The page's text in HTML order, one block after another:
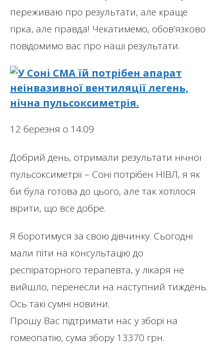
переживаю про результати, але краще
гірка, але правда! Чекатимемо, обов’язково
повідомимо вас про наші результати.
12 березня о 14:09
Добрий день, отримали результати нічної
пульсоксиметрії – Соні потрібен НІВЛ, я як
би була готова до цього, але так хотілося
вірити, що все добре.
Я боротимуся за свою дівчинку. Сьогодні
мали піти на консультацію до
респіраторного терапевта, у лікаря не
вийшло, перенесли на наступний тиждень.
Ось такі сумні новини.
Прошу Вас підтримати нас у зборі на
гомеопатію, сума збору 13370 грн.